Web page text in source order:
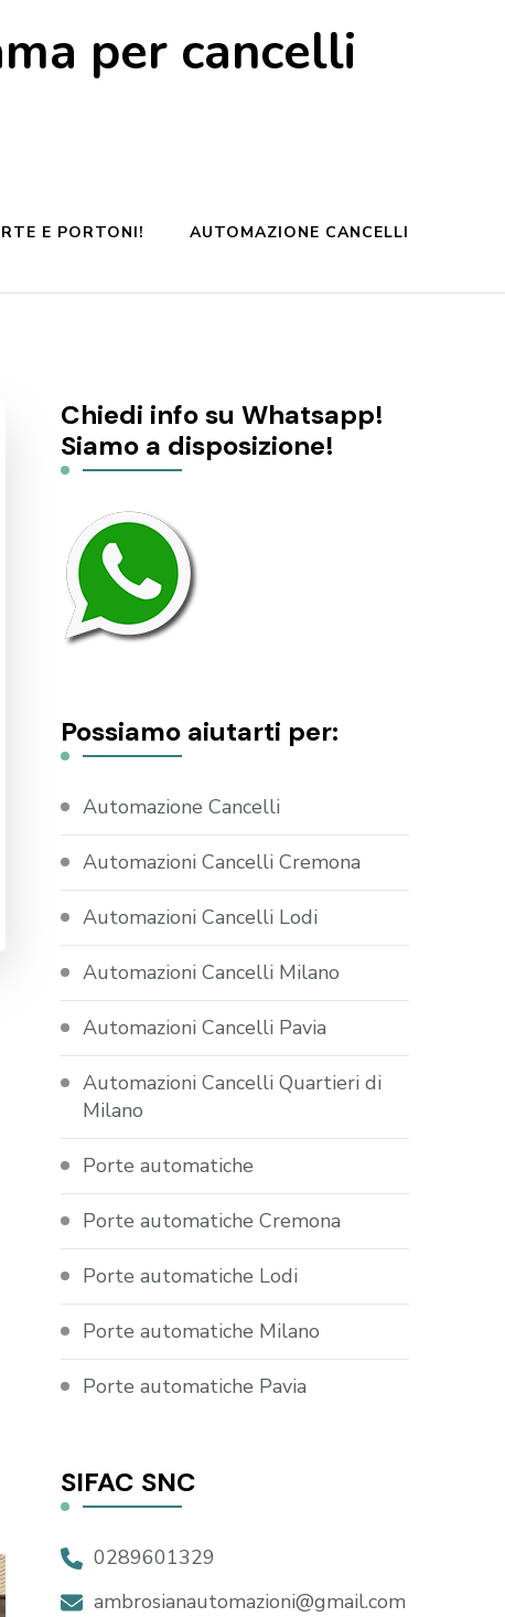
per cancelli
E PORTONI! AUTOMAZIONE CANCELLI
Chiedi info su Whatsapp!
Siamo a disposizione!
Possiamo aiutarti per:
Automazione Cancelli
Automazioni Cancelli Cremona
Automazioni Cancelli Lodi
Automazioni Cancelli Milano
Automazioni Cancelli Pavia
Automazioni Cancelli Quartieri di
Milano
Porte automatiche
Porte automatiche Cremona
Porte automatiche Lodi
Porte automatiche Milano
Porte automatiche Pavia
SIFAC SNC
0289601329
ambrosianautomazioni@gmail.com